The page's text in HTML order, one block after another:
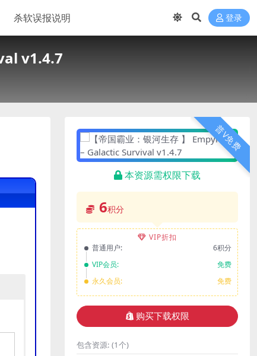
杀软误报说明 登录
v1.4.7
普V免费
本资源需权限下载
6积分
VIP折扣
普通用户:
6积分
VIP会员:
免费
永久会员:
免费
购买下载权限
包含资源: (1个)